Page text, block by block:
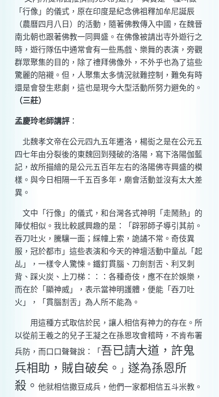
「行像」的儀式，原在印度是紀念佛祖釋加牟尼誕辰
（農曆四月八日）的活動，隨著佛教傳入中國，在魏晉
南北朝也跟著佛教一同興盛。在佛像被請出寺外遊行之
時，遊行隊伍中通常會有一些馬戲、樂舞的表演，旁觀
群眾聚集的目的，除了禮拜佛像外，不外乎也為了這些
驚麗的陪襯。但，人聚集太多情況就難控制，難免有時
還是會發生悲劇，這也是現今大型活動所努力避免的。
（三莊）
孟慶玲老師講評 ：
北魏孝文帝在公元四九五年遷洛，楊衒之是在公元五
四七年由分裂後的東魏回到殘破的洛陽，寫下洛陽伽藍
記，故所描繪的是公元五百年左右的洛陽佛寺興盛的模
樣。與今日相隔一千五百多年，廟會活動並沒有太大差
異。
文中「行像」的儀式，和台灣各式神明「走鬧熱」的
陣仗相似。我比較感興趣的是：「辟邪師子導引其前。
吞刀吐火，騰驤一面；綵幢上索，詭譎不常。奇伎異
服，冠於都市」這些表演和今天的神壇活動中童乩「起
乩」，一樣令人驚悚。鐵釘貫腦、刀劍割舌、利叉刺
背、踩火炭、上刀梯：：：各種奇伎，應不在於娛樂，
而在於「顯神威」，表示當神明護體，便能「吞刀吐
火」，「貫腦割舌」為人所不能為。
用這種方式取信於民，讓人相信有神力的存在。所
以從前王羲之的兒子王凝之在孫恩攻會稽時，不肯布署
兵防，而口口聲聲說：「 吾已請大道，許鬼
兵相助，賊自破矣。
」 遂為孫恩所
殺。 他就相信撒豆成兵，他們一家都相信五斗米教。